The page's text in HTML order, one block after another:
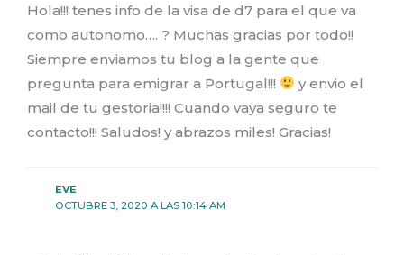
Hola!!! tenes info de la visa de d7 para el que va
como autonomo…. ? Muchas gracias por todo!!
Siempre enviamos tu blog a la gente que
pregunta para emigrar a Portugal!!!
y envio el
mail de tu gestoria!!!! Cuando vaya seguro te
contacto!!! Saludos! y abrazos miles! Gracias!
EVE
OCTUBRE 3, 2020 A LAS 10:14 AM